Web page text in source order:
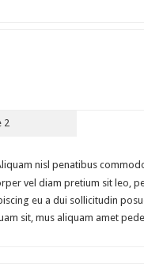
2
nisl penatibus
vel diam pretium sit leo,
eu a dui sollicitudin
sit, mus aliquam amet